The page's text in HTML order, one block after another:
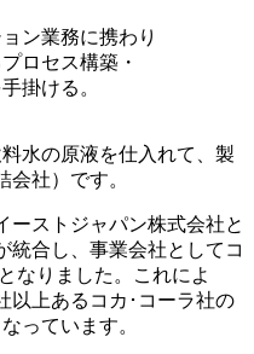
ン業務に携わり
ロセス構築・
掛ける。
水の原液を仕入れて、製
社）です。
ーストジャパン株式会社と
統合し、事業会社としてコ
なりました。これによ
以上あるコカ･コーラ社の
っています。